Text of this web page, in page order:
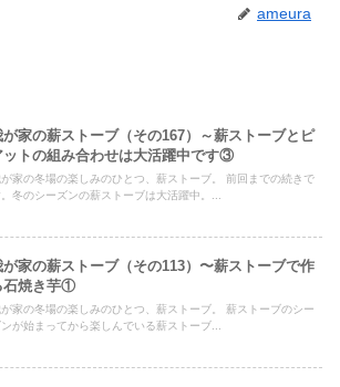
ameura
が家の薪ストーブ（その167）～薪ストーブとピ
ットの組み合わせは大活躍中です③
家の冬場の楽しみのひとつ、薪ストーブ。 前回までの続きで
冬のシーズンの薪ストーブは大活躍中。...
が家の薪ストーブ（その113）〜薪ストーブで作
石焼き芋①
家の冬場の楽しみのひとつ、薪ストーブ。 薪ストーブのシー
ンが始まってから楽しんでいる薪ストーブ...